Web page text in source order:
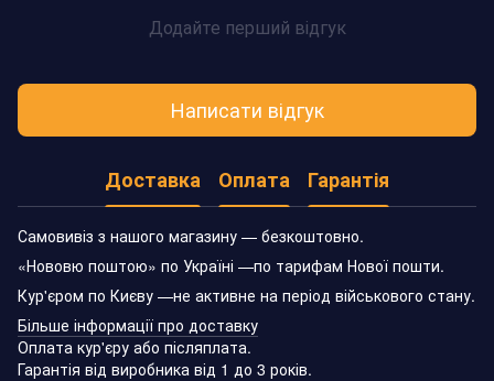
Додайте перший відгук
Написати відгук
Доставка Оплата Гарантія
Самовивіз з нашого магазину — безкоштовно.
«Нововю поштою» по Україні —по тарифам Нової пошти.
Кур'єром по Києву —не активне на період військового стану.
Більше інформації про доставку
Оплата кур'єру або післяплата.
Гарантія від виробника від 1 до 3 років.